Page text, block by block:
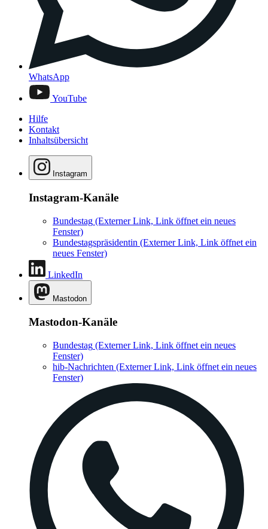
WhatsApp
YouTube
Hilfe
Kontakt
Inhaltsübersicht
Instagram
Instagram-Kanäle
Bundestag (Externer Link, Link öffnet ein neues
Fenster)
Bundestagspräsidentin (Externer Link, Link öffnet ein
neues Fenster)
LinkedIn
Mastodon
Mastodon-Kanäle
Bundestag (Externer Link, Link öffnet ein neues
Fenster)
hib-Nachrichten (Externer Link, Link öffnet ein neues
Fenster)